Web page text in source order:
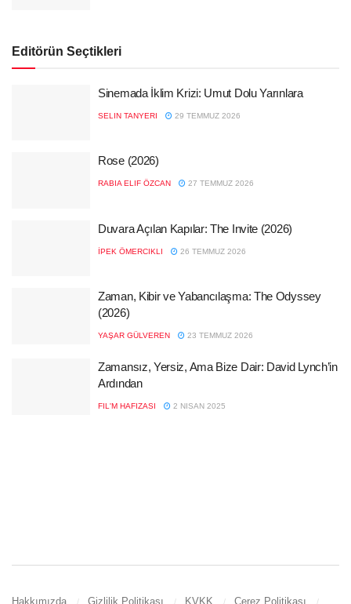
Editörün Seçtikleri
Sinemada İklim Krizi: Umut Dolu Yarınlara
SELIN TANYERI 29 TEMMUZ 2026
Rose (2026)
RABIA ELIF ÖZCAN 27 TEMMUZ 2026
Duvara Açılan Kapılar: The Invite (2026)
İPEK ÖMERCIKLI 26 TEMMUZ 2026
Zaman, Kibir ve Yabancılaşma: The Odyssey
(2026)
YAŞAR GÜLVEREN 23 TEMMUZ 2026
Zamansız, Yersiz, Ama Bize Dair: David Lynch’in
Ardından
FIL'M HAFIZASI 2 NISAN 2025
Hakkımızda Gizlilik Politikası KVKK Çerez Politikası